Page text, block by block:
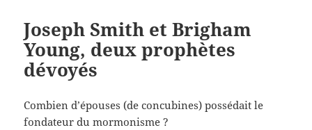
Joseph Smith et Brigham
Young, deux prophètes
dévoyés
Combien d’épouses (de concubines) possédait le
fondateur du mormonisme ?